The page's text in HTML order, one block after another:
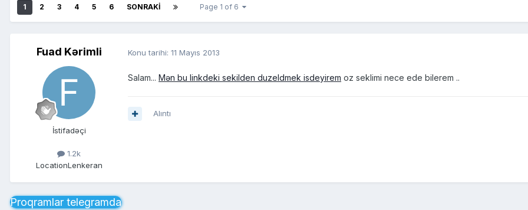
1 2 3 4 5 6 SONRAKI Page 1 of 6
Fuad Kərimli
İstifadəçi
1.2k
LocationLenkeran
Konu tarihi: 11 Mayıs 2013
Salam... Mən bu linkdeki sekilden duzeldmek isdeyirem oz seklimi nece ede bilerem ..
Alıntı
Proqramlar telegramda